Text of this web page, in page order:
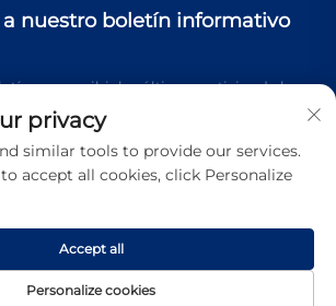
a nuestro boletín informativo
para recibir las últimas noticias de la
y perspectivas de nuestro equipo.
3K Laser Technology Co., Ltd. Todos
reservados.Política de Privacidad
privacy
similar tools to provide our services.
accept all cookies, click Personalize
Personalize cookies
Accept all